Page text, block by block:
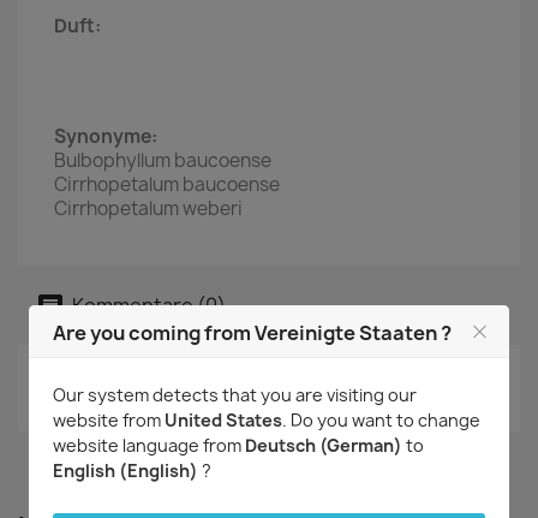
Duft:
Synonyme:
Bulbophyllum baucoense
Cirrhopetalum baucoense
Cirrhopetalum weberi
Kommentare (0)
Aktuell keine Kunden-Kommentare
Are you coming from Vereinigte Staaten ?
Our system detects that you are visiting our
website from United States. Do you want to change
website language from Deutsch (German) to
English (English) ?